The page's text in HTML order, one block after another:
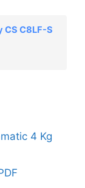
CS C8LF-S
4 Kg